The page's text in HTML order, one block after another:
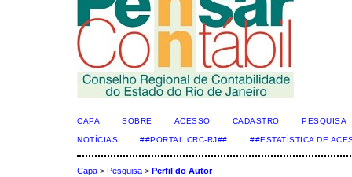
CAPA SOBRE ACESSO CADASTRO PESQUISA
NOTÍCIAS ##PORTAL CRC-RJ## ##ESTATÍSTICA DE
Capa > Pesquisa > Perfil do Autor